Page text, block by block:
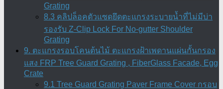
Grating
8.3 คลิปล็อคตัวแซดยึดตะแกรงระบายน้ำที่ไม่มีบ่า
รองรับ Z-Clip Lock For No-gutter Shoulder
Grating
9. ตะแกรงรอบโคนต้นไม้ ตะแกรงฝ้าเพดานแผ่นกั้นกรอง
แสง FRP Tree Guard Grating , FiberGlass Facade, Egg
Crate
9.1 Tree Guard Grating Paver Frame Cover กรอบ